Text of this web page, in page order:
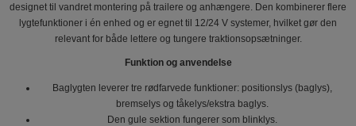
designet til vandret montering på trailere og anhængere. Den kombinerer flere
lygtefunktioner i én enhed og er egnet til 12/24 V systemer, hvilket gør den
relevant for både lettere og tungere traktionsopsætninger.
Funktion og anvendelse
Baglygten leverer tre rødfarvede funktioner: positionslys (baglys),
bremselys og tåkelys/ekstra baglys.
Den gule sektion fungerer som blinklys.